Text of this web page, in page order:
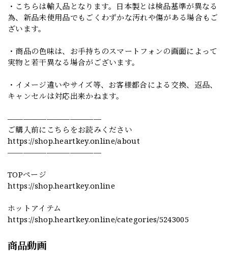
・こちらは輸入品となります。日本製とは検品基準が異なる
為、新品未使用品でもごくわずかな汚れや傷がある場合もご
ざいます。
・商品の色味は、お手持ちのスマートフォンの画面によって
実物と若干異なる場合がございます。
・イメージ違いやサイズ等、お客様都合による交換、返品、
キャンセルは対応出来かねます。
————————————
ご購入前にこちらをお読みください
https://shop.heartkey.online/about
————————————
TOPページ
https://shop.heartkey.online
ホットアイテム
https://shop.heartkey.online/categories/5243005
商品動画